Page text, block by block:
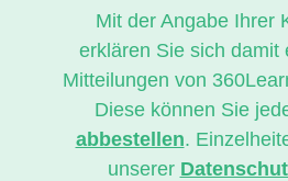
Mit der Angabe Ihrer
erklären Sie sich damit
Mitteilungen von
Diese können Sie
abbestellen.
unserer